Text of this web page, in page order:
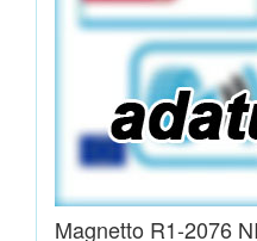
Magnetto R1-2076